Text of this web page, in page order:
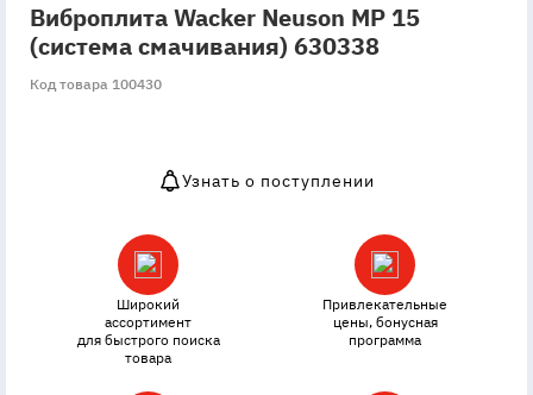
Виброплита Wacker Neuson MP 15
(система смачивания) 630338
Код товара 100430
Узнать о поступлении
Широкий
ассортимент
для быстрого поиска
товара
Привлекательные
цены, бонусная
программа